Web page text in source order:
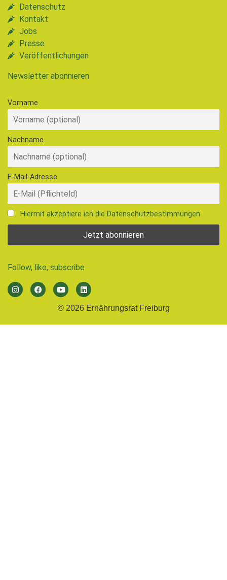
Datenschutz
Kontakt
Jobs
Presse
Veröffentlichungen
Newsletter abonnieren
Vorname
Nachname
E-Mail-Adresse
Hiermit akzeptiere ich die Datenschutzbestimmungen
Follow, like, subscribe
© 2026 Ernährungsrat Freiburg